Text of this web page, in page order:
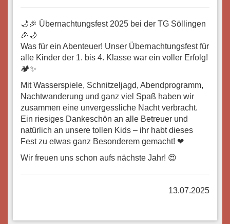
🌙🎉 Übernachtungsfest 2025 bei der TG Söllingen
🎉🌙
Was für ein Abenteuer! Unser Übernachtungsfest für
alle Kinder der 1. bis 4. Klasse war ein voller Erfolg!
🏕✨
Mit Wasserspiele, Schnitzeljagd, Abendprogramm,
Nachtwanderung und ganz viel Spaß haben wir
zusammen eine unvergessliche Nacht verbracht.
Ein riesiges Dankeschön an alle Betreuer und
natürlich an unsere tollen Kids – ihr habt dieses
Fest zu etwas ganz Besonderem gemacht! ❤
Wir freuen uns schon aufs nächste Jahr! 😍
13.07.2025